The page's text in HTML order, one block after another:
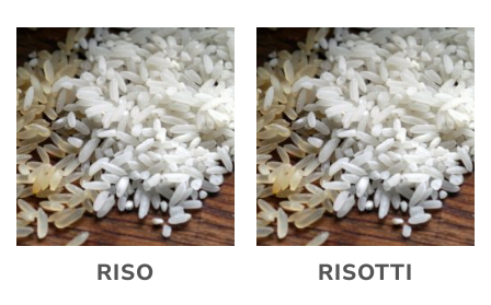
RISO RISOTTI